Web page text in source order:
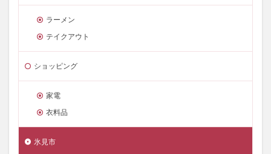
ラーメン
テイクアウト
ショッピング
家電
衣料品
氷見市